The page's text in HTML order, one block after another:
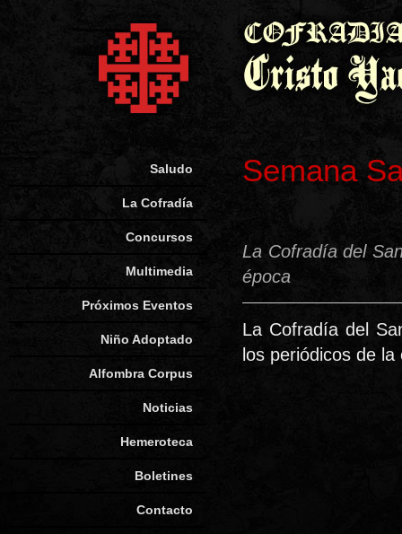
Semana
La Cofradía del
época
La Cofradía del
los periódicos de la
Saludo
La Cofradía
Concursos
Multimedia
Próximos Eventos
Niño Adoptado
Alfombra Corpus
Noticias
Hemeroteca
Boletines
Contacto